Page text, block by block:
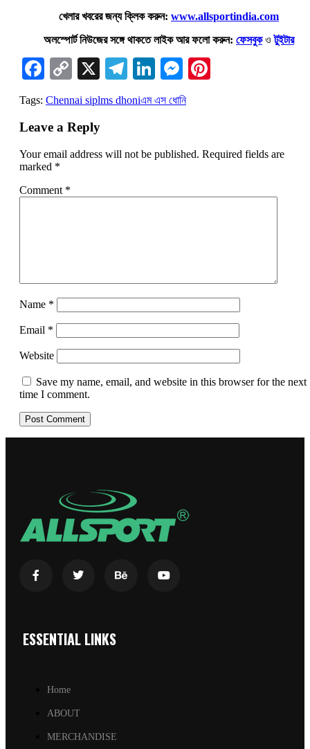
খেলার খবরের জন্য ক্লিক করুন: www.allsportindia.com
অলস্পোর্ট নিউজের সঙ্গে থাকতে লাইক আর ফলো করুন: ফেসবুকওটুইটার
Facebook
Copy
Link
X Telegram
LinkedIn
Messenger
Tags: Chennai siplms dhoniএম এস ধোনি
Leave a Reply
Your email address will not be published. Required fields are
marked *
Comment *
Name *
Email *
Website
Save my name, email, and website in this browser for the next
time I comment.
ESSENTIAL LINKS
Home
ABOUT
MERCHANDISE